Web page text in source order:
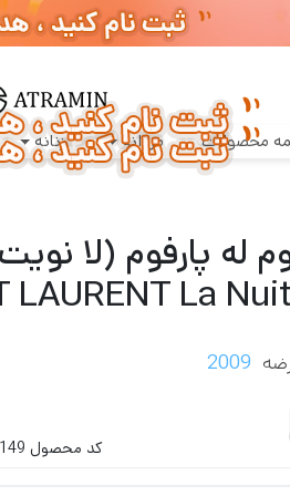
محصولات مردانه زنانه
سفارشات طبق روال عادی روزانه
له پارفوم (لا نویت لهوم ادو پرفیوم مشکی)
LAURENT La
2009
کد محصول 13149